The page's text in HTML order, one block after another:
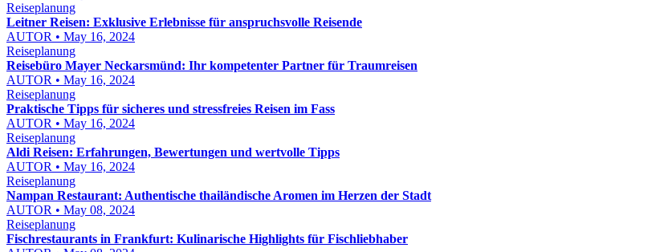
Reiseplanung
Leitner Reisen: Exklusive Erlebnisse für anspruchsvolle Reisende
AUTOR • May 16, 2024
Reiseplanung
Reisebüro Mayer Neckarsmünd: Ihr kompetenter Partner für Traumreisen
AUTOR • May 16, 2024
Reiseplanung
Praktische Tipps für sicheres und stressfreies Reisen im Fass
AUTOR • May 16, 2024
Reiseplanung
Aldi Reisen: Erfahrungen, Bewertungen und wertvolle Tipps
AUTOR • May 16, 2024
Reiseplanung
Nampan Restaurant: Authentische thailändische Aromen im Herzen der Stadt
AUTOR • May 08, 2024
Reiseplanung
Fischrestaurants in Frankfurt: Kulinarische Highlights für Fischliebhaber